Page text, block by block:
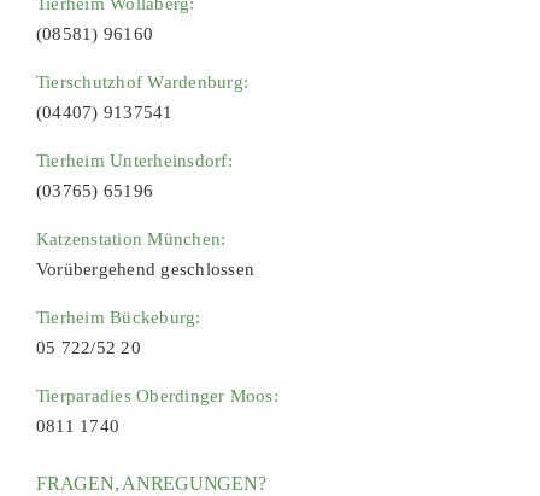
Tierheim Wollaberg:
(08581) 96160
Tierschutzhof Wardenburg:
(04407) 9137541
Tierheim Unterheinsdorf:
(03765) 65196
Katzenstation München:
Vorübergehend geschlossen
Tierheim Bückeburg:
05 722/52 20
Tierparadies Oberdinger Moos:
0811 1740
FRAGEN, ANREGUNGEN?